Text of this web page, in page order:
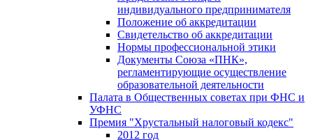
индивидуального предпринимателя
Положение об аккредитации
Свидетельство об аккредитации
Нормы профессиональной этики
Документы Союза «ПНК»,
регламентирующие осуществление
образовательной деятельности
Палата в Общественных советах при ФНС и
УФНС
Премия "Хрустальный налоговый кодекс"
2012 год